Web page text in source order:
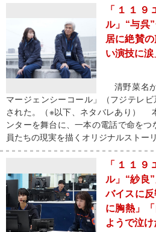
「１１
ル」“与呉
居に絶賛
い演技に涙
清野菜名
マージェンシーコール」（フジテレ
された。（※以下、ネタバレあり）
ンターを舞台に、一本の電話で命をつ
員たちの現実を描くオリジナルストー
「１１
ル」“紗良
バイスに
に胸熱」
ようで泣け